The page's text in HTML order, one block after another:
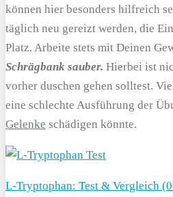
können hier besonders hilfreich
täglich neu gereizt werden, die
Platz. Arbeite stets mit Deinen
Schrägbank sauber. Hierbei ist
vorher duschen gehen solltest.
eine schlechte Ausführung der
Gelenke schädigen könnte.
L-Tryptophan: Test & Vergleich